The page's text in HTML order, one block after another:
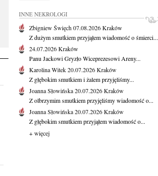
INNE NEKROLOGI
Zbigniew Święch07.08.2026Kraków
Z dużym smutkiem przyjąłem wiadomość o śmierci...
24.07.2026Kraków
Panu Jackowi Gryzło Wiceprezesowi Areny...
Karolina Witek20.07.2026Kraków
Z głębokim smutkiem i żalem przyjęliśmy...
Joanna Słowińska20.07.2026Kraków
Z olbrzymim smutkiem przyjęliśmy wiadomość o...
Joanna Słowińska20.07.2026Kraków
Z głębokim smutkiem przyjąłem wiadomość o...
+ więcej